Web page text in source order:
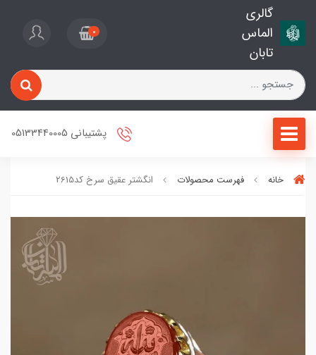
گالری
الماس
تابان
0
پشتیبانی 05133440005
خانه فهرست محصولات انگشتر عقیق سرخ کد2615